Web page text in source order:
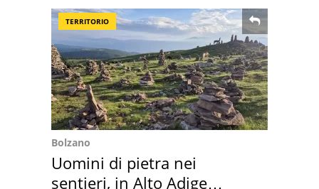
TERRITORIO
Bolzano
Uomini di pietra nei
sentieri, in Alto Adige